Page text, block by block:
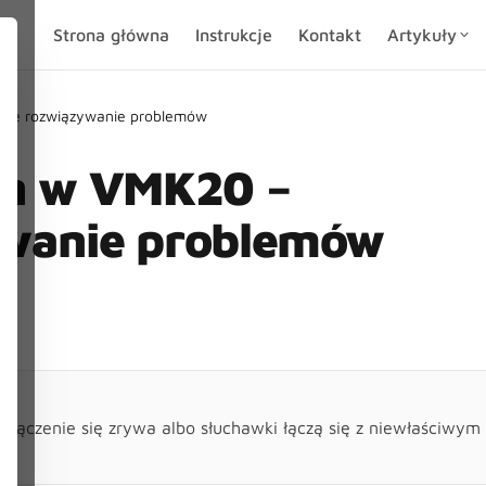
Strona główna Instrukcje Kontakt Artykuły
rozwiązywanie problemów
w VMK20 –
problemów
się zrywa albo słuchawki łączą się z niewłaściwym